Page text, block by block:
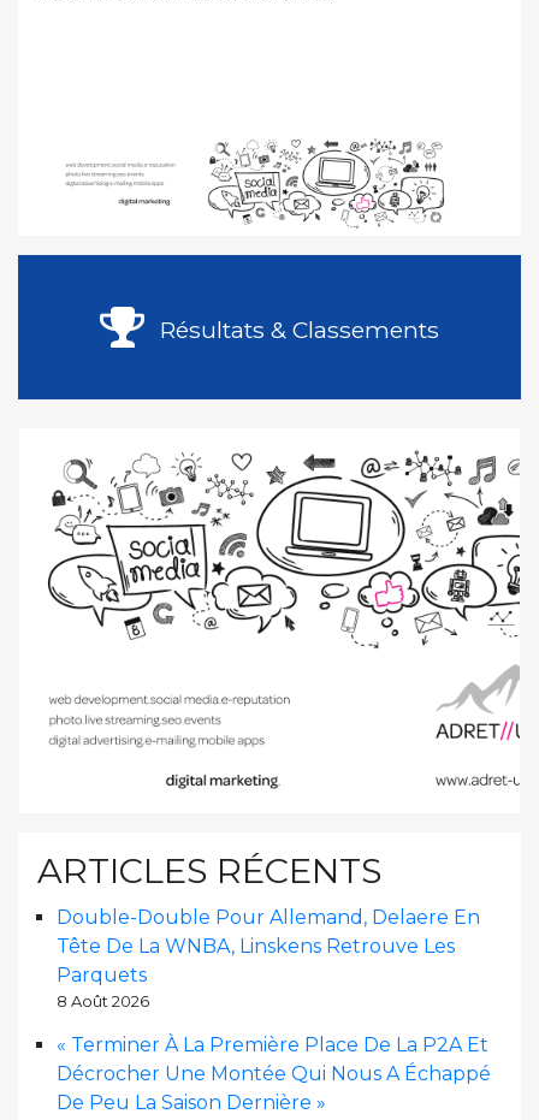
Résultats & Classements
ARTICLES RÉCENTS
Double-Double Pour Allemand, Delaere En
Tête De La WNBA, Linskens Retrouve Les
Parquets
8 Août 2026
« Terminer À La Première Place De La P2A Et
Décrocher Une Montée Qui Nous A Échappé
De Peu La Saison Dernière »